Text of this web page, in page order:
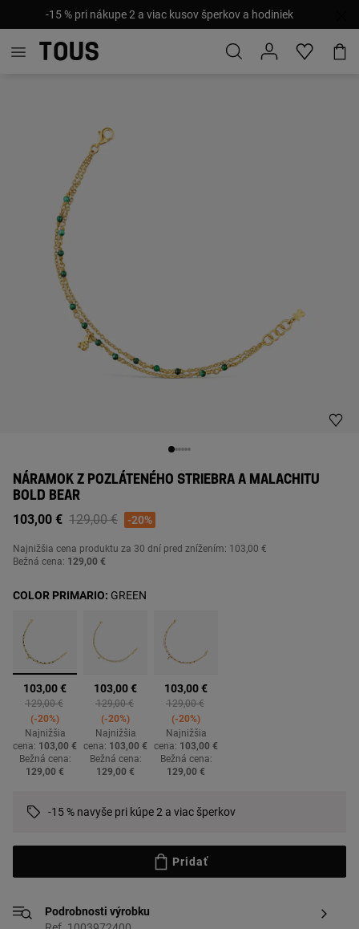
-15 % pri nákupe 2 a viac kusov šperkov a hodiniek
NÁRAMOK Z POZLÁTENÉHO STRIEBRA A MALACHITU
BOLD BEAR
103,00 € Price reduced from
129,00 €to-20%
Najnižšia cena produktu za 30 dní pred znížením: 103,00 €
Bežná cena: 129,00 €
vybrané
103,00 €
Price reduced from
129,00 €to
-20%
Najnižšia
cena: 103,00 €
Bežná cena:
129,00 €
103,00 €
Price reduced from
129,00 €to
-20%
Najnižšia
cena: 103,00 €
Bežná cena:
129,00 €
103,00 €
Price reduced from
129,00 €to
-20%
Najnižšia
cena: 103,00 €
Bežná cena:
129,00 €
COLOR PRIMARIO: GREEN
-15 % navyše pri kúpe 2 a viac šperkov
Pridať
Podrobnosti výrobku